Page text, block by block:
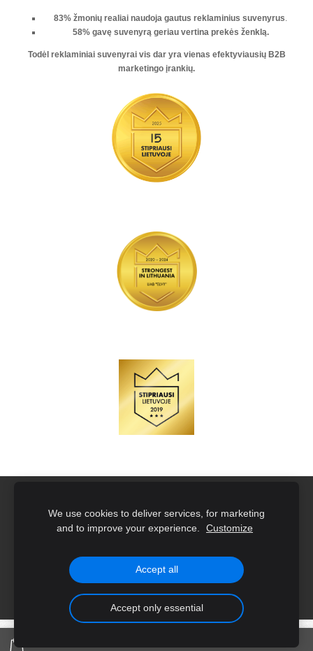
83% žmonių realiai naudoja gautus reklaminius suvenyrus.
58% gavę suvenyrą geriau vertina prekės ženklą.
Todėl reklaminiai suvenyrai vis dar yra vienas efektyviausių B2B
marketingo įrankių.
builder.
We use cookies to deliver services, for marketing
and to improve your experience.
Customize
Accept all
Accept only essential